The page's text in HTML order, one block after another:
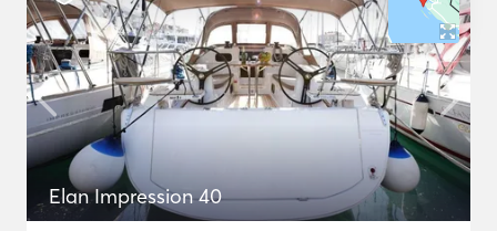
Elan Impression 40